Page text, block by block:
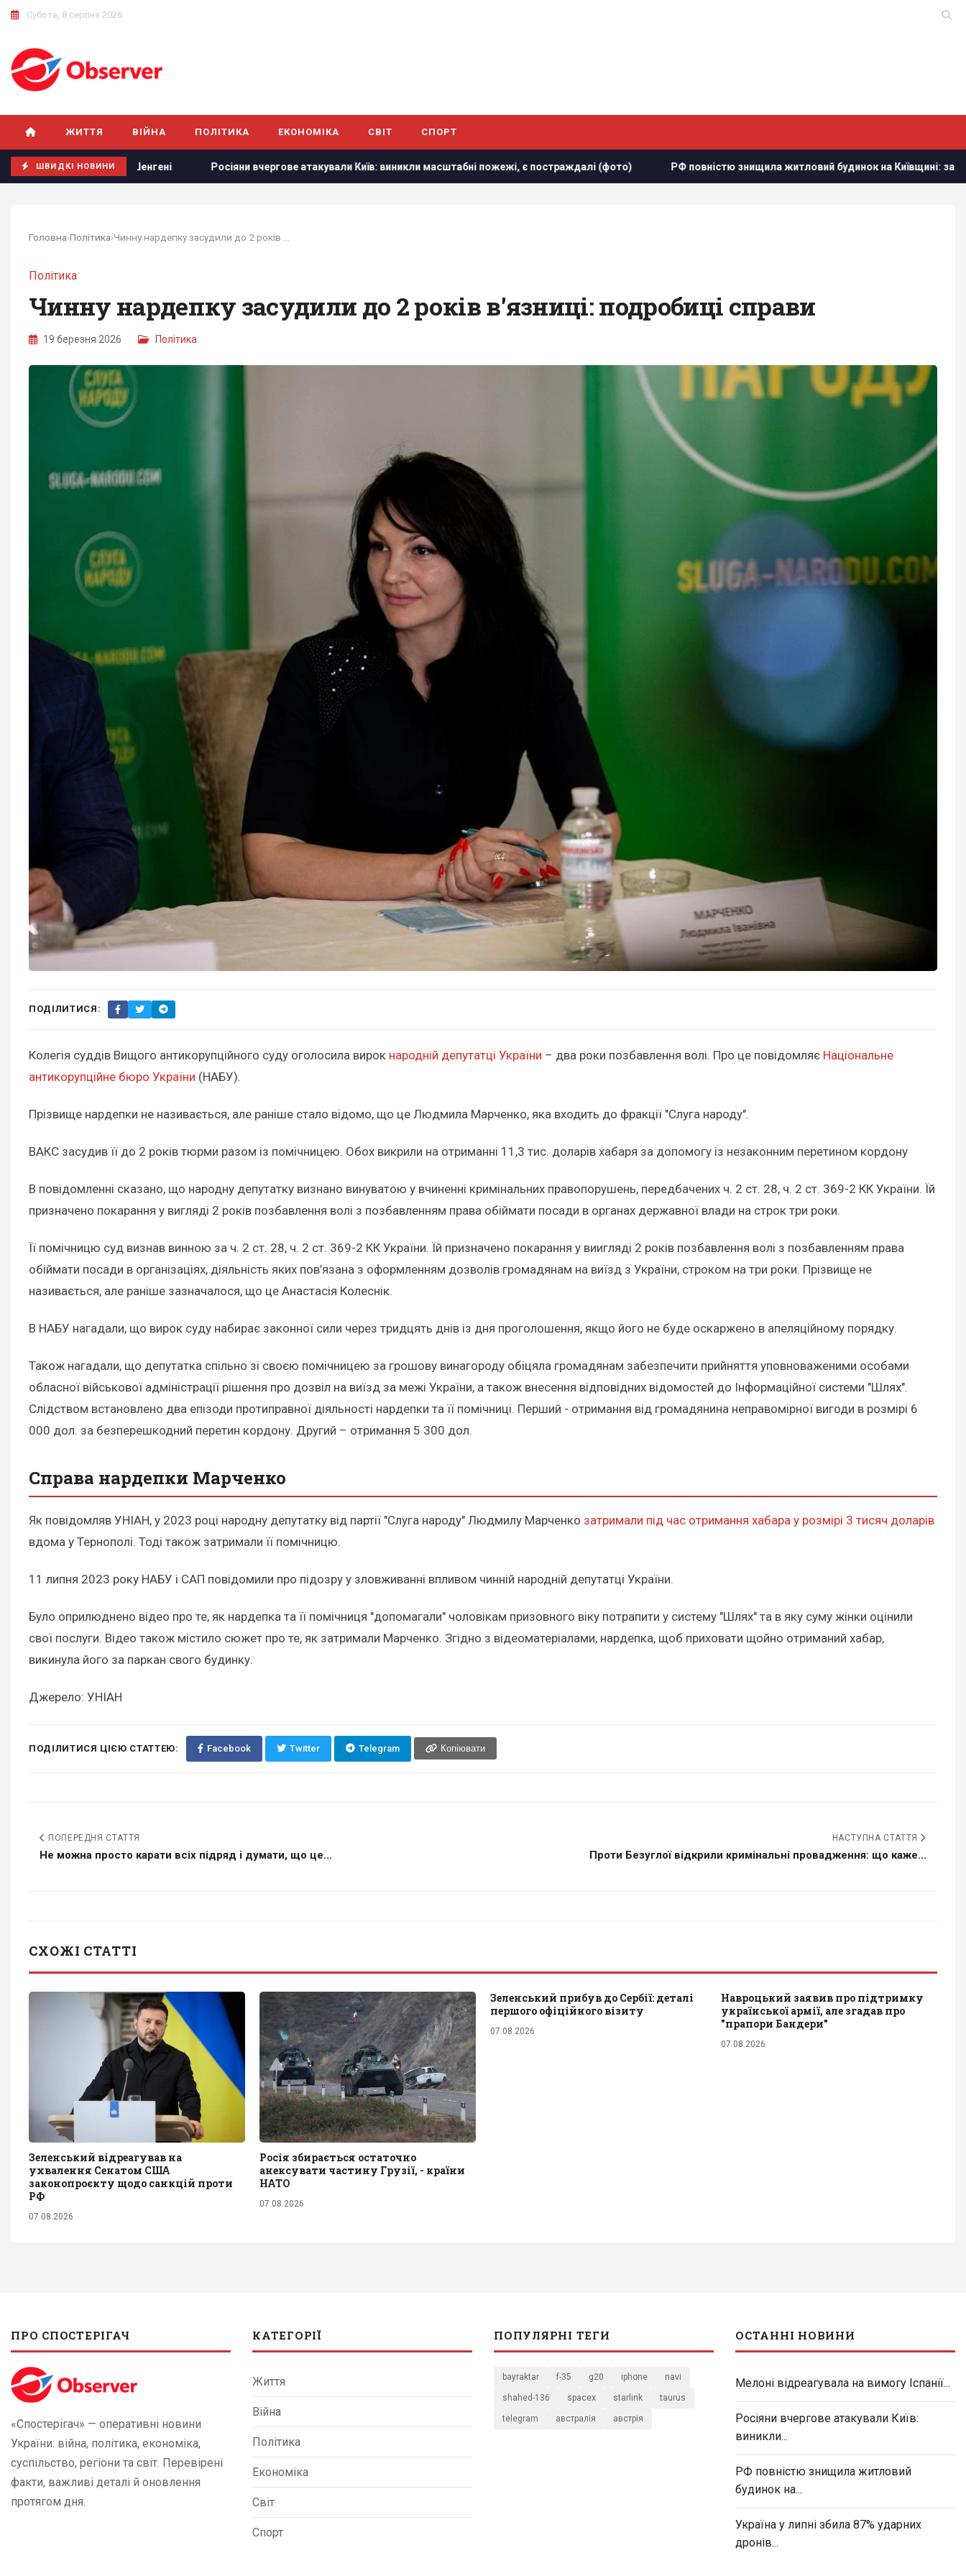
Субота, 8 серпня 2026
ЖИТТЯ ВІЙНА ПОЛІТИКА ЕКОНОМІКА СВІТ СПОРТ
ШВИДКІ НОВИНИ
у Шенгені Росіяни вчергове атакували Київ: виникли масштабні пожежі, є постраждалі (фото) РФ повністю знищила житловий будинок на Київщині: загинуло троє
Головна›Політика›
Політика
Чинну нардепку засудили до 2 років в'язниці: подробиці справи
19 березня 2026 Політика
ПОДІЛИТИСЯ:
Колегія суддів Вищого антикорупційного суду оголосила вирок народній депутатці України – два роки позбавлення волі. Про це повідомляє Національне
антикорупційне бюро України (НАБУ).
Прізвище нардепки не називається, але раніше стало відомо, що це Людмила Марченко, яка входить до фракції "Слуга народу".
ВАКС засудив її до 2 років тюрми разом із помічницею. Обох викрили на отриманні 11,3 тис. доларів хабаря за допомогу із незаконним перетином кордону
В повідомленні сказано, що народну депутатку визнано винуватою у вчиненні кримінальних правопорушень, передбачених ч. 2 ст. 28, ч. 2 ст. 369-2 КК України. Їй
призначено покарання у вигляді 2 років позбавлення волі з позбавленням права обіймати посади в органах державної влади на строк три роки.
Її помічницю суд визнав винною за ч. 2 ст. 28, ч. 2 ст. 369-2 КК України. Їй призначено покарання у виигляді 2 років позбавлення волі з позбавленням права
обіймати посади в організаціях, діяльність яких пов’язана з оформленням дозволів громадянам на виїзд з України, строком на три роки. Прізвище не
називається, але раніше зазначалося, що це Анастасія Колеснік.
В НАБУ нагадали, що вирок суду набирає законної сили через тридцять днів із дня проголошення, якщо його не буде оскаржено в апеляційному порядку.
Також нагадали, що депутатка спільно зі своєю помічницею за грошову винагороду обіцяла громадянам забезпечити прийняття уповноваженими особами
обласної військової адміністрації рішення про дозвіл на виїзд за межі України, а також внесення відповідних відомостей до Інформаційної системи "Шлях".
Слідством встановлено два епізоди протиправної діяльності нардепки та її помічниці. Перший - отримання від громадянина неправомірної вигоди в розмірі 6
000 дол. за безперешкодний перетин кордону. Другий – отримання 5 300 дол.
Справа нардепки Марченко
Як повідомляв УНІАН, у 2023 році народну депутатку від партії "Слуга народу" Людмилу Марченко затримали під час отримання хабара у розмірі 3 тисяч доларів
вдома у Тернополі. Тоді також затримали її помічницю.
11 липня 2023 року НАБУ і САП повідомили про підозру у зловживанні впливом чинній народній депутатці України.
Було оприлюднено відео про те, як нардепка та її помічниця "допомагали" чоловікам призовного віку потрапити у систему "Шлях" та в яку суму жінки оцінили
свої послуги. Відео також містило сюжет про те, як затримали Марченко. Згідно з відеоматеріалами, нардепка, щоб приховати щойно отриманий хабар,
викинула його за паркан свого будинку.
Джерело: УНІАН
ПОДІЛИТИСЯ ЦІЄЮ СТАТТЕЮ: Facebook Twitter Telegram Копіювати
ПОПЕРЕДНЯ СТАТТЯ
Не можна просто карати всіх підряд і думати, що це...
НАСТУПНА СТАТТЯ
Проти Безуглої відкрили кримінальні провадження: що каже...
СХОЖІ СТАТТІ
Зеленський відреагував на
ухвалення Сенатом США
законопроєкту щодо санкцій проти
РФ
07.08.2026
Росія збирається остаточно
анексувати частину Грузії, - країни
НАТО
07.08.2026
Зеленський прибув до Сербії: деталі
першого офіційного візиту
07.08.2026
Навроцький заявив про підтримку
української армії, але згадав про
"прапори Бандери"
07.08.2026
ПРО СПОСТЕРІГАЧ
«Спостерігач» — оперативні новини
України: війна, політика, економіка,
суспільство, регіони та світ. Перевірені
факти, важливі деталі й оновлення
протягом дня.
КАТЕГОРІЇ
Життя
Війна
Політика
Економіка
Світ
Спорт
ПОПУЛЯРНІ ТЕГИ
bayraktar f-35 g20 iphone navi
shahed-136 spacex starlink taurus
telegram австралія австрія
ОСТАННІ НОВИНИ
Мелоні відреагувала на вимогу Іспанії...
Росіяни вчергове атакували Київ:
виникли...
РФ повністю знищила житловий
будинок на...
Україна у липні збила 87% ударних
дронів...